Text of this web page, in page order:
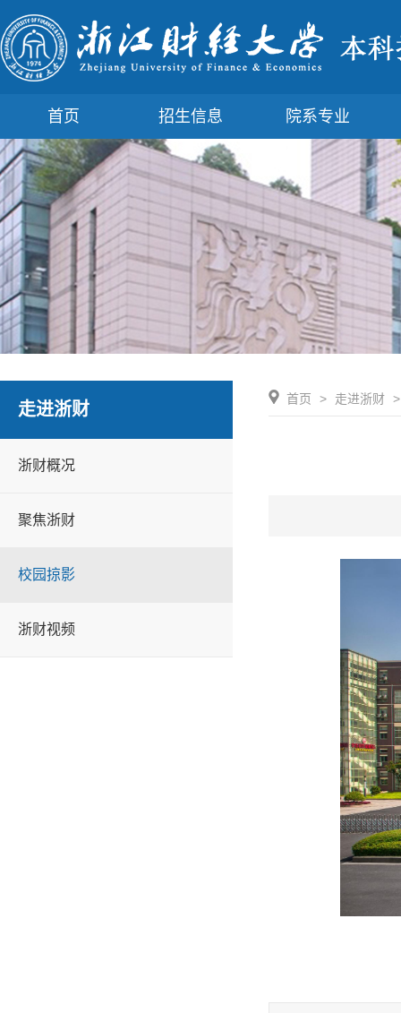
首页 招生信息 院系专业
走进浙财
浙财概况
聚焦浙财
校园掠影
浙财视频
首页 > 走进浙财